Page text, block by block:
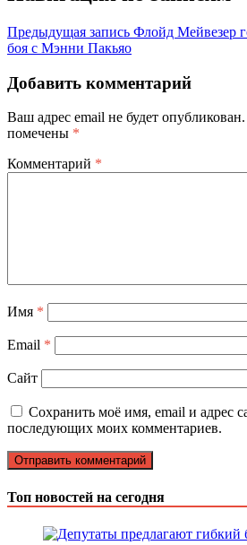
Предыдущая запись Флойд Мейвезер
боя с Мэнни Пакьяо
Добавить комментарий
Ваш адрес email не будет опубликован.
помечены *
Комментарий *
Имя *
Email *
Сайт
Сохранить моё имя, email и адрес
последующих моих комментариев.
Топ новостей на сегодня